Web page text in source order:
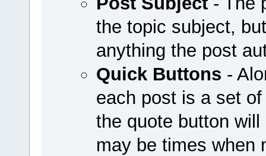
the topic subject,
anything the post
Quick Buttons -
each post is a set
the quote button
may be times when